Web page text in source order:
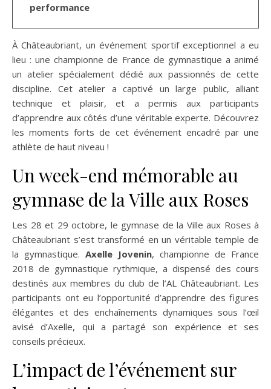
performance
À Châteaubriant, un événement sportif exceptionnel a eu
lieu : une championne de France de gymnastique a animé
un atelier spécialement dédié aux passionnés de cette
discipline. Cet atelier a captivé un large public, alliant
technique et plaisir, et a permis aux participants
d’apprendre aux côtés d’une véritable experte. Découvrez
les moments forts de cet événement encadré par une
athlète de haut niveau !
Un week-end mémorable au
gymnase de la Ville aux Roses
Les 28 et 29 octobre, le gymnase de la Ville aux Roses à
Châteaubriant s’est transformé en un véritable temple de
la gymnastique. Axelle Jovenin, championne de France
2018 de gymnastique rythmique, a dispensé des cours
destinés aux membres du club de l’AL Châteaubriant. Les
participants ont eu l’opportunité d’apprendre des figures
élégantes et des enchaînements dynamiques sous l’œil
avisé d’Axelle, qui a partagé son expérience et ses
conseils précieux.
L’impact de l’événement sur